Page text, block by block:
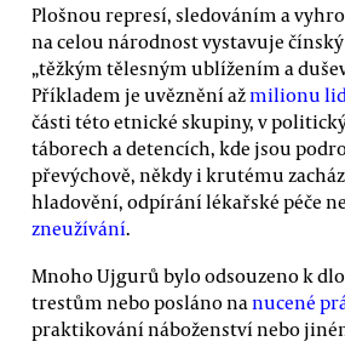
Plošnou represí, sledováním a
na celou národnost vystavuje
„těžkým tělesným ublížením a
Příkladem je uvěznění ažmilionu
části této etnické skupiny, v
táborech a detencích, kde jsou
převýchově, někdy i krutému
hladovění, odpírání lékařské péče
zneužívání.
Mnoho Ujgurů bylo odsouzeno k
trestům nebo posláno nanucené
praktikování náboženství nebo